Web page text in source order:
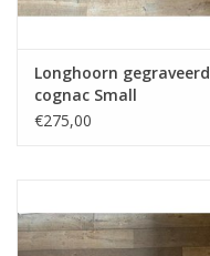
Longhoorn gegraveerd
cognac Small
€275,00